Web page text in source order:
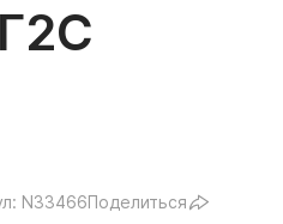
N33466Поделиться